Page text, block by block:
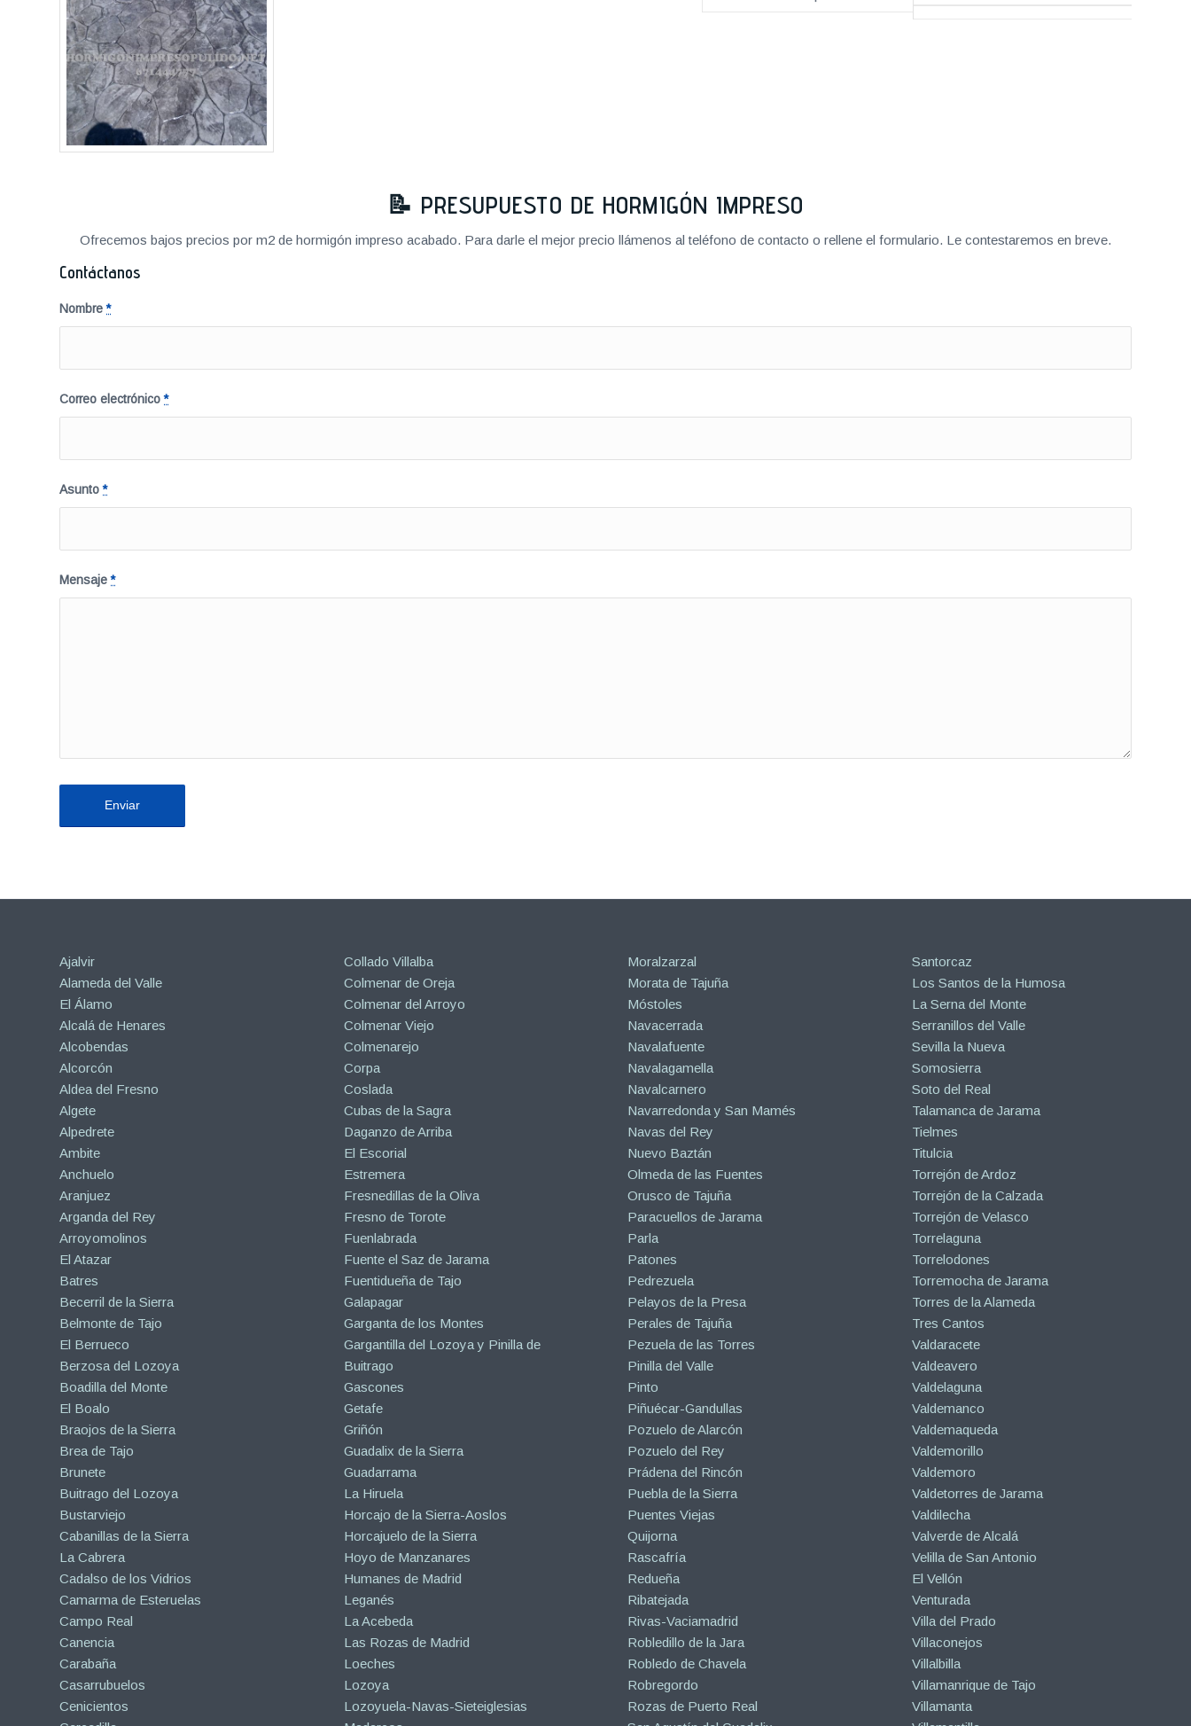
📝 PRESUPUESTO DE HORMIGÓN IMPRESO
Ofrecemos bajos precios por m2 de hormigón impreso acabado. Para darle el mejor precio llámenos al teléfono de contacto o rellene el formulario. Le contestaremos en breve.
Contáctanos
Nombre*
Correo electrónico*
Asunto*
Mensaje*
Ajalvir
Alameda del Valle
El Álamo
Alcalá de Henares
Alcobendas
Alcorcón
Aldea del Fresno
Algete
Alpedrete
Ambite
Anchuelo
Aranjuez
Arganda del Rey
Arroyomolinos
El Atazar
Batres
Becerril de la Sierra
Belmonte de Tajo
El Berrueco
Berzosa del Lozoya
Boadilla del Monte
El Boalo
Braojos de la Sierra
Brea de Tajo
Brunete
Buitrago del Lozoya
Bustarviejo
Cabanillas de la Sierra
La Cabrera
Cadalso de los Vidrios
Camarma de Esteruelas
Campo Real
Canencia
Carabaña
Casarrubuelos
Cenicientos
Collado Villalba
Colmenar de Oreja
Colmenar del Arroyo
Colmenar Viejo
Colmenarejo
Corpa
Coslada
Cubas de la Sagra
Daganzo de Arriba
El Escorial
Estremera
Fresnedillas de la Oliva
Fresno de Torote
Fuenlabrada
Fuente el Saz de Jarama
Fuentidueña de Tajo
Galapagar
Garganta de los Montes
Gargantilla del Lozoya y Pinilla de
Buitrago
Gascones
Getafe
Griñón
Guadalix de la Sierra
Guadarrama
La Hiruela
Horcajo de la Sierra-Aoslos
Horcajuelo de la Sierra
Hoyo de Manzanares
Humanes de Madrid
Leganés
La Acebeda
Las Rozas de Madrid
Loeches
Lozoya
Lozoyuela-Navas-Sieteiglesias
Moralzarzal
Morata de Tajuña
Móstoles
Navacerrada
Navalafuente
Navalagamella
Navalcarnero
Navarredonda y San Mamés
Navas del Rey
Nuevo Baztán
Olmeda de las Fuentes
Orusco de Tajuña
Paracuellos de Jarama
Parla
Patones
Pedrezuela
Pelayos de la Presa
Perales de Tajuña
Pezuela de las Torres
Pinilla del Valle
Pinto
Piñuécar-Gandullas
Pozuelo de Alarcón
Pozuelo del Rey
Prádena del Rincón
Puebla de la Sierra
Puentes Viejas
Quijorna
Rascafría
Redueña
Ribatejada
Rivas-Vaciamadrid
Robledillo de la Jara
Robledo de Chavela
Robregordo
Rozas de Puerto Real
Santorcaz
Los Santos de la Humosa
La Serna del Monte
Serranillos del Valle
Sevilla la Nueva
Somosierra
Soto del Real
Talamanca de Jarama
Tielmes
Titulcia
Torrejón de Ardoz
Torrejón de la Calzada
Torrejón de Velasco
Torrelaguna
Torrelodones
Torremocha de Jarama
Torres de la Alameda
Tres Cantos
Valdaracete
Valdeavero
Valdelaguna
Valdemanco
Valdemaqueda
Valdemorillo
Valdemoro
Valdetorres de Jarama
Valdilecha
Valverde de Alcalá
Velilla de San Antonio
El Vellón
Venturada
Villa del Prado
Villaconejos
Villalbilla
Villamanrique de Tajo
Villamanta